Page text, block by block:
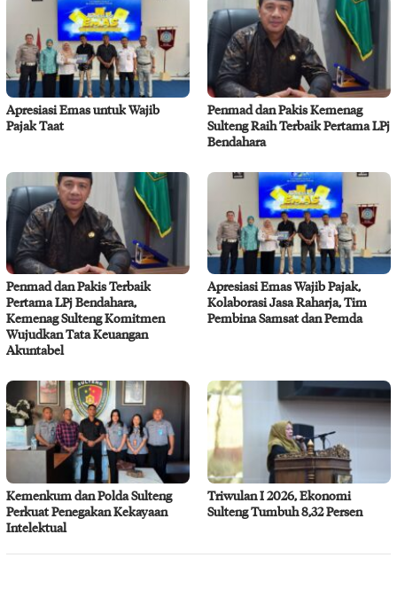
Apresiasi Emas untuk Wajib
Pajak Taat
Penmad dan Pakis Kemenag
Sulteng Raih Terbaik Pertama LPj
Bendahara
Penmad dan Pakis Terbaik
Pertama LPj Bendahara,
Kemenag Sulteng Komitmen
Wujudkan Tata Keuangan
Akuntabel
Apresiasi Emas Wajib Pajak,
Kolaborasi Jasa Raharja, Tim
Pembina Samsat dan Pemda
Kemenkum dan Polda Sulteng
Perkuat Penegakan Kekayaan
Intelektual
Triwulan I 2026, Ekonomi
Sulteng Tumbuh 8,32 Persen